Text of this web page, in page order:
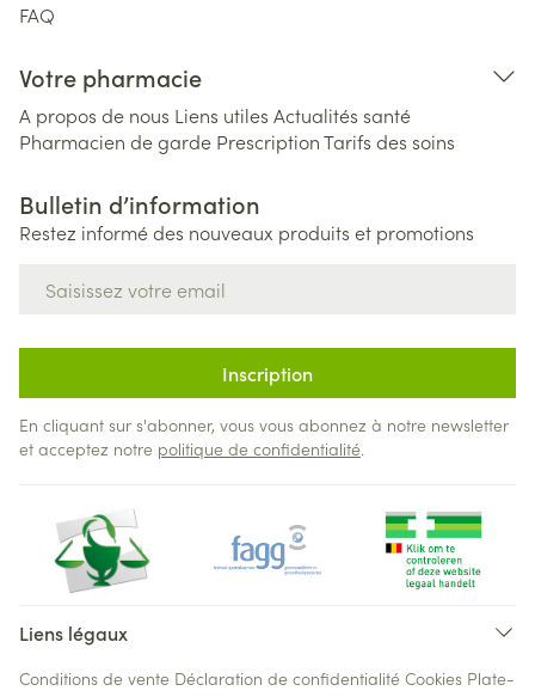
FAQ
Votre pharmacie
A propos de nous Liens utiles Actualités santé
Pharmacien de garde PrescriptionTarifs des soins
Bulletin d’information
Restez informé des nouveaux produits et promotions
Inscription
En cliquant sur s'abonner, vous vous abonnez à notre newsletter
et acceptez notre politique de confidentialité.
Liens légaux
Conditions de vente Déclaration de confidentialité Cookies Plate-